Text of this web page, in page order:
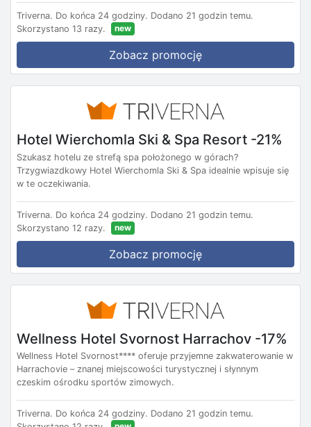
Triverna. Do końca 24 godziny. Dodano 21 godzin temu.
Skorzystano 13 razy.
new
Zobacz promocję
Hotel Wierchomla Ski & Spa Resort -21%
Szukasz hotelu ze strefą spa położonego w górach?
Trzygwiazdkowy Hotel Wierchomla Ski & Spa idealnie wpisuje się
w te oczekiwania.
Triverna. Do końca 24 godziny. Dodano 21 godzin temu.
Skorzystano 12 razy.
new
Zobacz promocję
Wellness Hotel Svornost Harrachov -17%
Wellness Hotel Svornost**** oferuje przyjemne zakwaterowanie w
Harrachovie – znanej miejscowości turystycznej i słynnym
czeskim ośrodku sportów zimowych.
Triverna. Do końca 24 godziny. Dodano 21 godzin temu.